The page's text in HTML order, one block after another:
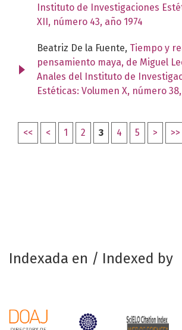
Instituto de Investigaciones
XII, número 43, año 1974
Beatriz De la Fuente, Tiempo y
pensamiento maya, de Miguel
Anales del Instituto de
Estéticas: Volumen X, número
<< < 1 2 3 4 5 > >>
Indexada en / Indexed by